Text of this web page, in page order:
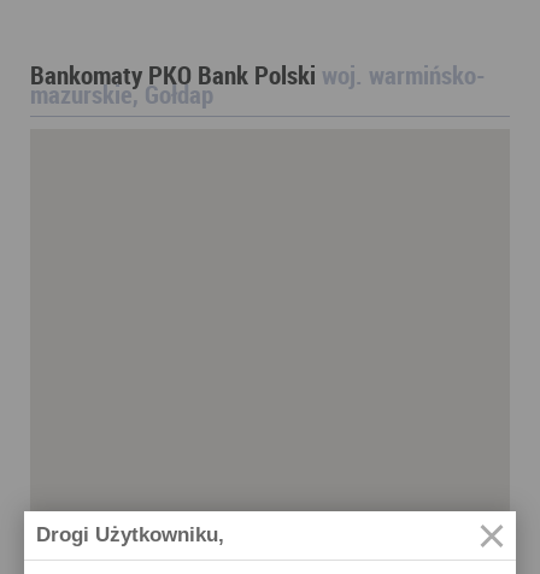
Bankomaty PKO Bank Polski woj. warmińsko-
mazurskie, Gołdap
Drogi Użytkowniku,